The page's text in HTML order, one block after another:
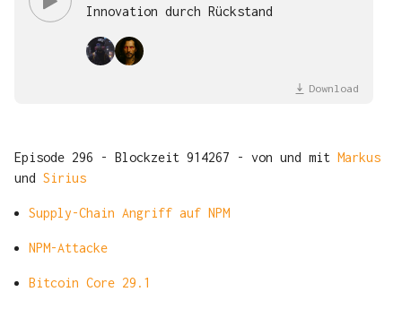
Innovation durch Rückstand
Download
Episode 296 - Blockzeit 914267 - von und mit Markus
und Sirius
Supply-Chain Angriff auf NPM
NPM-Attacke
Bitcoin Core 29.1